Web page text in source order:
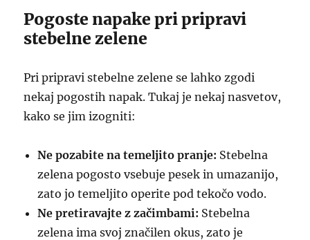
Pogoste napake pri pripravi
stebelne zelene
Pri pripravi stebelne zelene se lahko zgodi
nekaj pogostih napak. Tukaj je nekaj nasvetov,
kako se jim izogniti:
Ne pozabite na temeljito pranje: Stebelna
zelena pogosto vsebuje pesek in umazanijo,
zato jo temeljito operite pod tekočo vodo.
Ne pretiravajte z začimbami: Stebelna
zelena ima svoj značilen okus, zato je